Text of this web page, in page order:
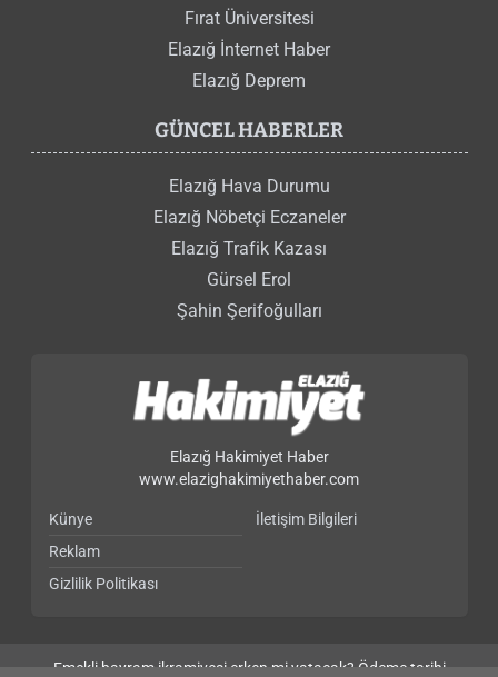
Fırat Üniversitesi
Elazığ İnternet Haber
Elazığ Deprem
GÜNCEL HABERLER
Elazığ Hava Durumu
Elazığ Nöbetçi Eczaneler
Elazığ Trafik Kazası
Gürsel Erol
Şahin Şerifoğulları
Elazığ Hakimiyet Haber
www.elazighakimiyethaber.com
Künye
Reklam
Gizlilik Politikası
İletişim Bilgileri
Emekli bayram ikramiyesi erken mi yatacak? Ödeme tarihi